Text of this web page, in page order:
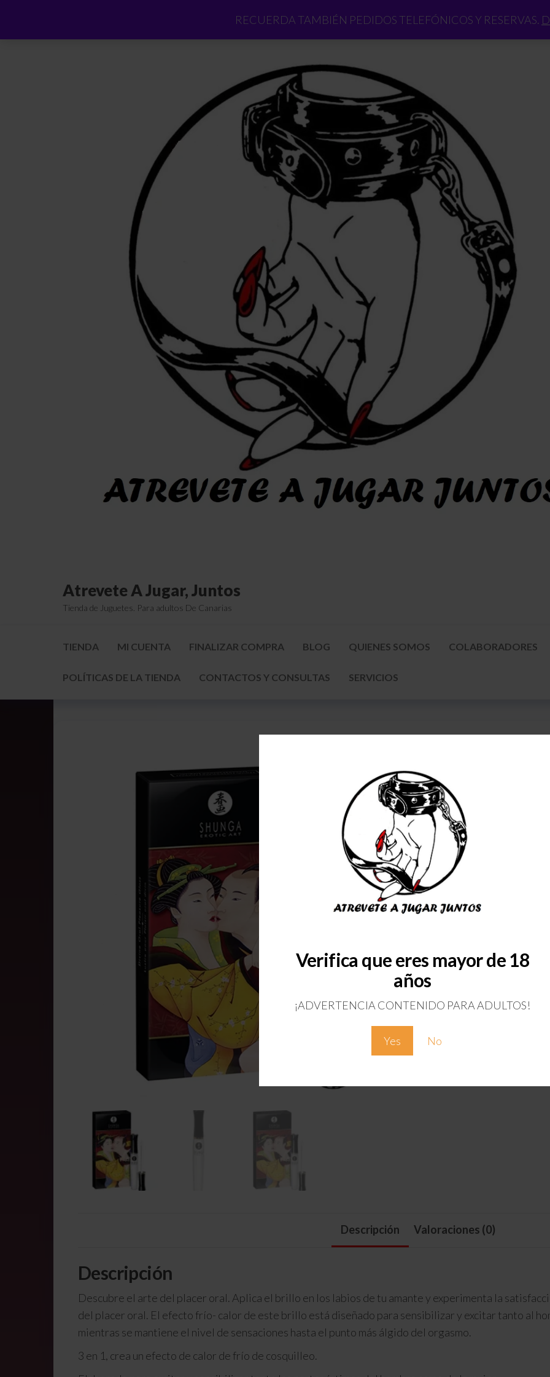
Verifica que eres mayor de 18
años
¡ADVERTENCIA CONTENIDO PARA ADULTOS!
Yes No
RECUERDA TAMBIÉN PEDIDOS TELEFÓNICOS Y RESERVAS.
Atrevete A Jugar, Juntos
Tienda de Juguetes. Para adultos De Canarias
TIENDA MI CUENTA FINALIZAR COMPRA BLOG QUIENES SOMOS COLABORADORES
POLÍTICAS DE LA TIENDA CONTACTOS Y CONSULTAS SERVICIOS
22,00
Download Catalog
Categoría:
Descripción Valoraciones (0)
Descripción
Descubre el arte del placer oral. Aplica el brillo en los labios de tu amante y experimenta la
del placer oral. El efecto frío- calor de este brillo está diseñado para sensibilizar y excitar tanto al
mientras se mantiene el nivel de sensaciones hasta el punto más álgido del orgasmo.
3 en 1, crea un efecto de calor de frío de cosquilleo.